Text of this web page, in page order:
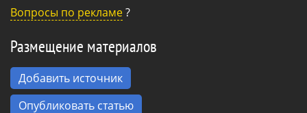
Вопросы по рекламе?
Размещение материалов
Добавить источник
Опубликовать статью